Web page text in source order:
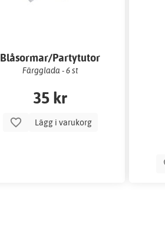
Blåsormar/Partytutor
Färgglada - 6 st
35 kr
Lägg i varukorg